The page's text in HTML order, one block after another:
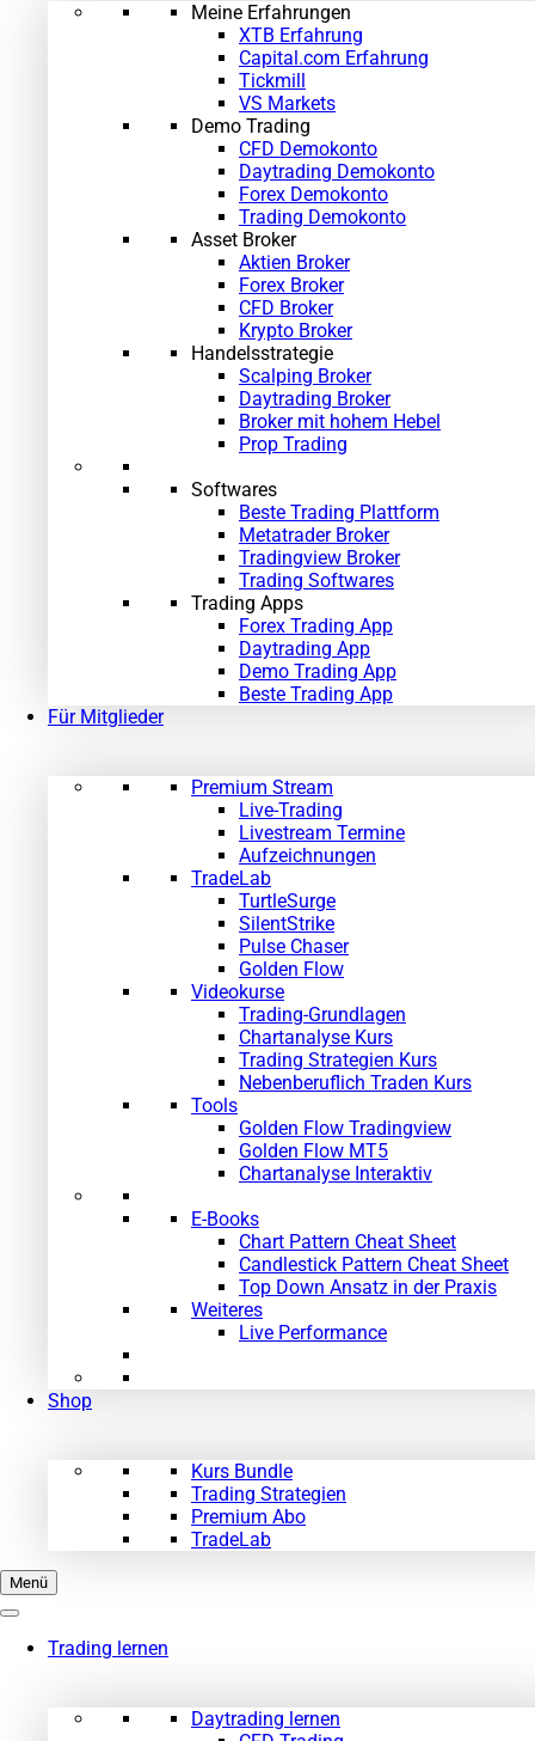
Meine Erfahrungen
XTB Erfahrung
Capital.com Erfahrung
Tickmill
VS Markets
Demo Trading
CFD Demokonto
Daytrading Demokonto
Forex Demokonto
Trading Demokonto
Asset Broker
Aktien Broker
Forex Broker
CFD Broker
Krypto Broker
Handelsstrategie
Scalping Broker
Daytrading Broker
Broker mit hohem Hebel
Prop Trading
Softwares
Beste Trading Plattform
Metatrader Broker
Tradingview Broker
Trading Softwares
Trading Apps
Forex Trading App
Daytrading App
Demo Trading App
Beste Trading App
Für Mitglieder
Premium Stream
Live-Trading
Livestream Termine
Aufzeichnungen
TradeLab
TurtleSurge
SilentStrike
Pulse Chaser
Golden Flow
Videokurse
Trading-Grundlagen
Chartanalyse Kurs
Trading Strategien Kurs
Nebenberuflich Traden Kurs
Tools
Golden Flow Tradingview
Golden Flow MT5
Chartanalyse Interaktiv
E-Books
Chart Pattern Cheat Sheet
Candlestick Pattern Cheat Sheet
Top Down Ansatz in der Praxis
Weiteres
Live Performance
Shop
Kurs Bundle
Trading Strategien
Premium Abo
TradeLab
Menü
Trading lernen
Daytrading lernen